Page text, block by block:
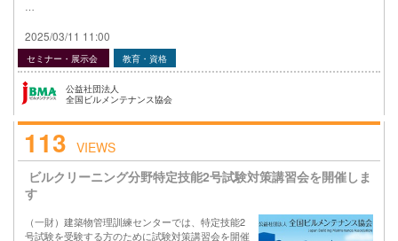
2025/03/11 11:00
セミナー・展示会 教育・資格
公益社団法人
全国ビルメンテナンス協会
113 VIEWS
ビルクリーニング分野特定技能2号試験対策講習会を開催しま
す
（一財）建築物管理訓練センターでは、特定技能2
号試験を受験する方のために試験対策講習会を開催